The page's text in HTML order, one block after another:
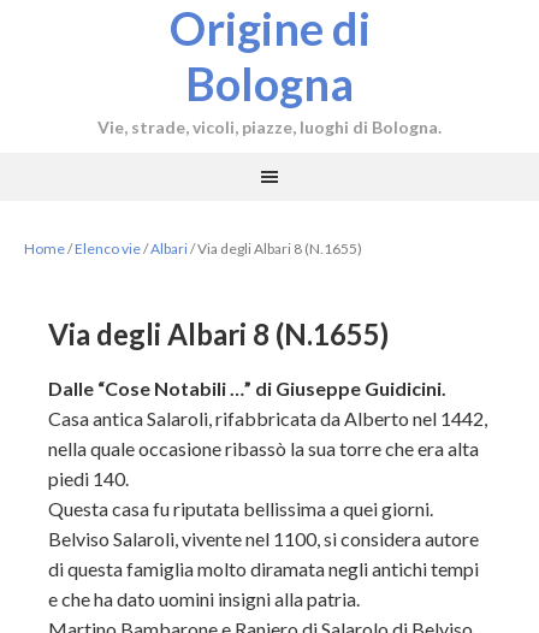
Origine di
Bologna
Vie, strade, vicoli, piazze, luoghi di Bologna.
Home/Elenco vie/Albari/Via degli Albari 8 (N.1655)
Via degli Albari 8 (N.1655)
Dalle “Cose Notabili …” di Giuseppe Guidicini.
Casa antica Salaroli, rifabbricata da Alberto nel 1442,
nella quale occasione ribassò la sua torre che era alta
piedi 140.
Questa casa fu riputata bellissima a quei giorni.
Belviso Salaroli, vivente nel 1100, si considera autore
di questa famiglia molto diramata negli antichi tempi
e che ha dato uomini insigni alla patria.